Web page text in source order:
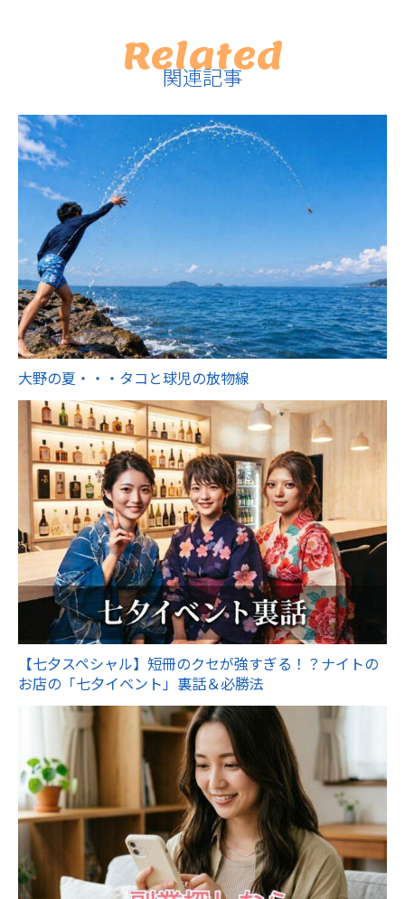
Related
関連記事
大野の夏・・・タコと球児の放物線
【七夕スペシャル】短冊のクセが強すぎる！？ナイトの
お店の「七夕イベント」裏話＆必勝法